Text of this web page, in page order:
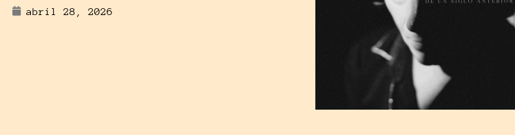
abril 28, 2026